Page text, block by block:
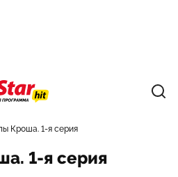
Кроша. 1-я серия
1-я серия